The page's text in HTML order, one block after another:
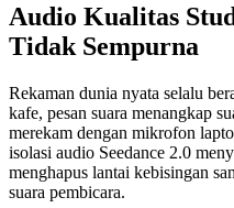
Audio Kualitas
Tidak Sempurna
Rekaman dunia nyata selalu
kafe, pesan suara menangkap
merekam dengan mikrofon
isolasi audio Seedance 2.0
menghapus lantai kebisingan
suara pembicara.